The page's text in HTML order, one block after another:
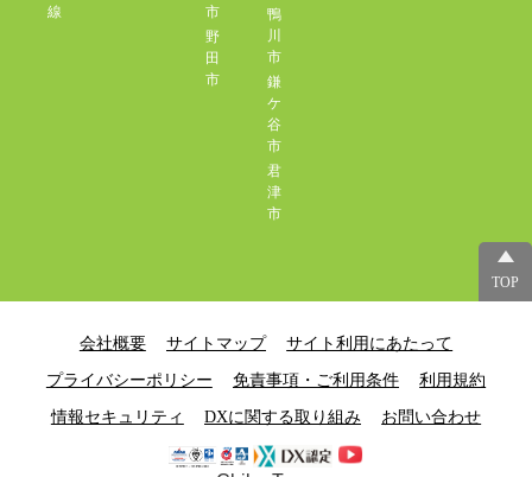
線
市
野
田
市
鴨
川
市
鎌
ケ
谷
市
君
津
市
TOP
会社概要 サイトマップ サイト利用にあたって
プライバシーポリシー 免責事項・ご利用条件 利用規約
情報セキュリティ DXに関する取り組み お問い合わせ